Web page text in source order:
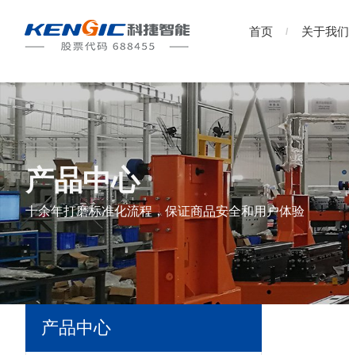
首页 关于我们
产品中心
十余年打磨标准化流程，保证商品安全和用户体验
产品中心